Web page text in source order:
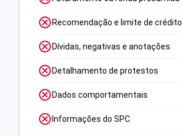
Recomendação e limite de crédito
Dívidas, negativas e anotações
Detalhamento de protestos
Dados comportamentais
Informações do SPC